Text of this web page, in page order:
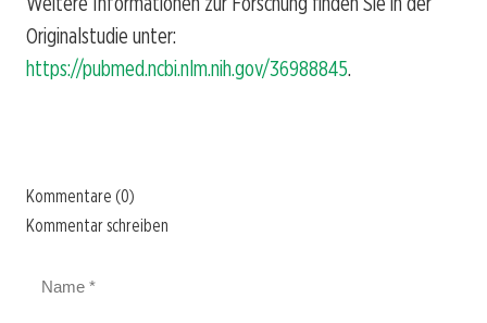
Originalstudie unter:
https://pubmed.ncbi.nlm.nih.gov/36988845.
Kommentare (0)
Kommentar schreiben